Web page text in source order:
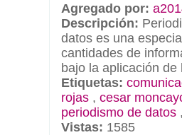
Agregado por:
Descripción:
datos es una
cantidades de
bajo la aplicación
Etiquetas:
rojas , cesar
periodismo de datos ,
Vistas: 1585